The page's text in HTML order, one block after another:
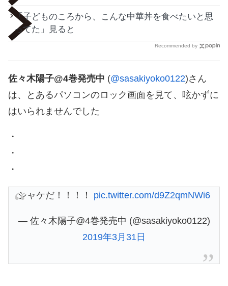
「子どものころから、こんな中華丼を食べたいと思
ってた」見ると
Recommended by
佐々木陽子@4巻発売中 (@sasakiyoko0122)さん
は、とあるパソコンのロック画面を見て、呟かずに
はいられませんでした
・
・
・
シャケだ！！！！ pic.twitter.com/d9Z2qmNWi6
— 佐々木陽子@4巻発売中 (@sasakiyoko0122)
2019年3月31日